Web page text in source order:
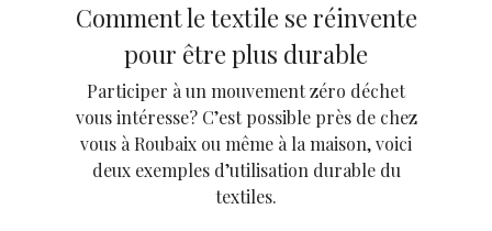
Comment le textile se réinvente
pour être plus durable
Participer à un mouvement zéro déchet
vous intéresse? C’est possible près de chez
vous à Roubaix ou même à la maison, voici
deux exemples d’utilisation durable du
textiles.